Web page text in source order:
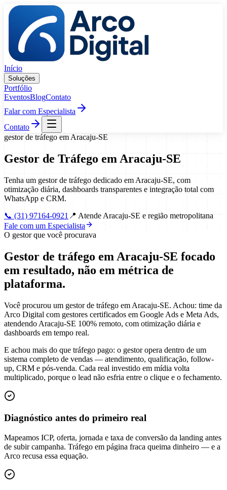
Pular para o conteúdo
Início
Soluções
Portfólio
EventosBlogContato
Falar com Especialista
Contato
gestor de tráfego em Aracaju-SE
Gestor de Tráfego em Aracaju-SE
Tenha um gestor de tráfego dedicado em Aracaju-SE, com
otimização diária, dashboards transparentes e integração total com
WhatsApp e CRM.
📞 (31) 97164-0921 📍 Atende Aracaju-SE e região metropolitana
Fale com um Especialista
O gestor que você procurava
Gestor de tráfego em Aracaju-SE focado
em resultado, não em métrica de
plataforma.
Você procurou um gestor de tráfego em Aracaju-SE. Achou: time da
Arco Digital com gestores certificados em Google Ads e Meta Ads,
atendendo Aracaju-SE 100% remoto, com otimização diária e
dashboards em tempo real.
E achou mais do que tráfego pago: o gestor opera dentro de um
sistema completo de vendas — atendimento, qualificação, follow-
up, CRM e pós-venda. Cada real investido em mídia volta
multiplicado, porque o lead não esfria entre o clique e o fechamento.
Diagnóstico antes do primeiro real
Mapeamos ICP, oferta, jornada e taxa de conversão da landing antes
de subir campanha. Tráfego em página fraca queima dinheiro — e a
Arco recusa essa equação.